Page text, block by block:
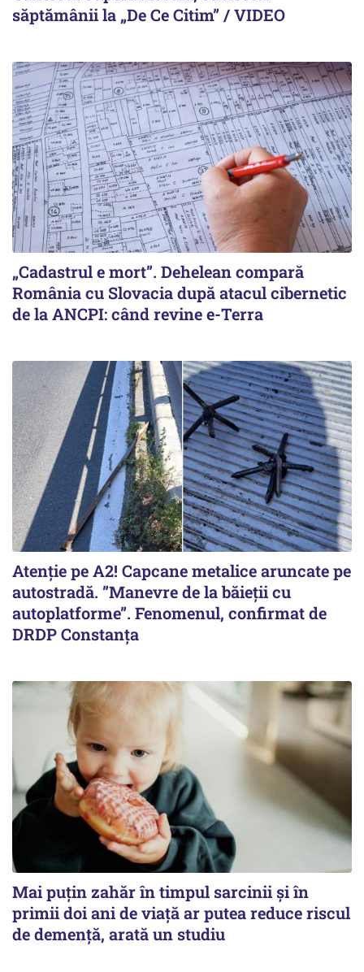
săptămânii la „De Ce Citim” / VIDEO
„Cadastrul e mort”. Dehelean compară
România cu Slovacia după atacul cibernetic
de la ANCPI: când revine e-Terra
Atenție pe A2! Capcane metalice aruncate pe
autostradă. ”Manevre de la băieții cu
autoplatforme”. Fenomenul, confirmat de
DRDP Constanța
Mai puțin zahăr în timpul sarcinii și în
primii doi ani de viață ar putea reduce riscul
de demență, arată un studiu